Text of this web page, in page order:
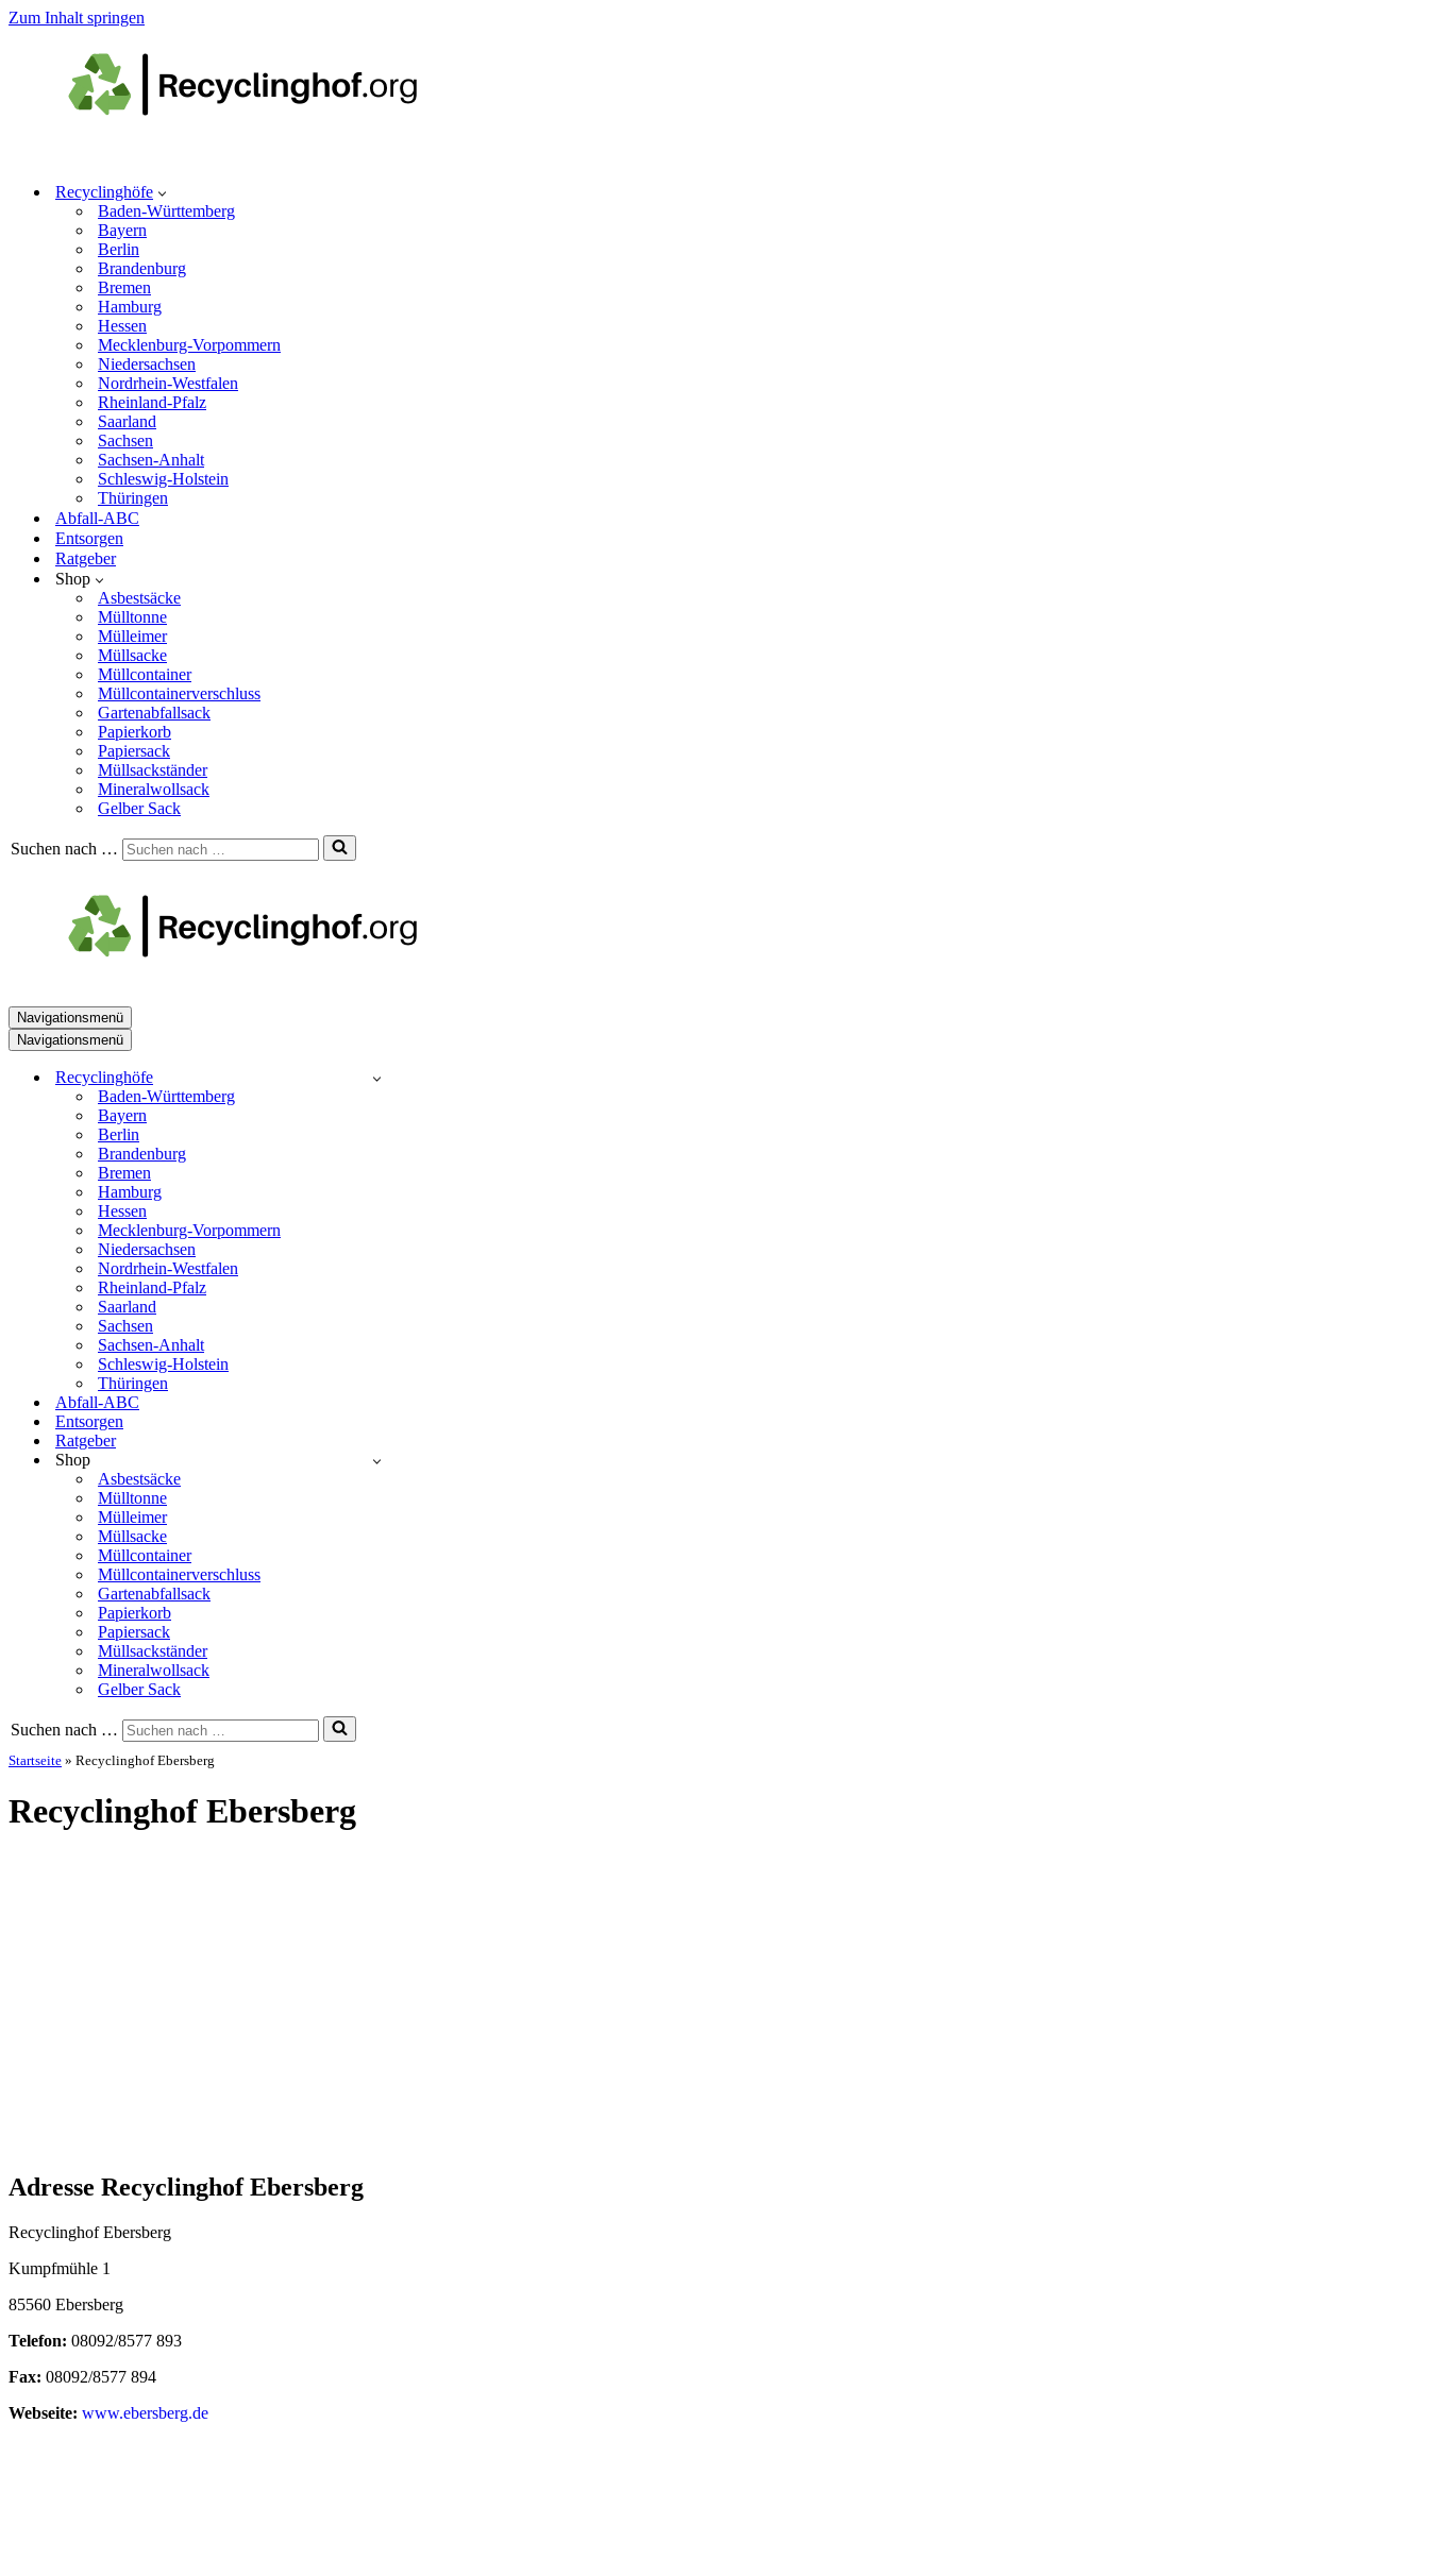
Zum Inhalt springen
Recyclinghöfe
Baden-Württemberg
Bayern
Berlin
Brandenburg
Bremen
Hamburg
Hessen
Mecklenburg-Vorpommern
Niedersachsen
Nordrhein-Westfalen
Rheinland-Pfalz
Saarland
Sachsen
Sachsen-Anhalt
Schleswig-Holstein
Thüringen
Abfall-ABC
Entsorgen
Ratgeber
Shop
Asbestsäcke
Mülltonne
Mülleimer
Müllsacke
Müllcontainer
Müllcontainerverschluss
Gartenabfallsack
Papierkorb
Papiersack
Müllsackständer
Mineralwollsack
Gelber Sack
Suchen nach …
Navigationsmenü
Navigationsmenü
Recyclinghöfe
Baden-Württemberg
Bayern
Berlin
Brandenburg
Bremen
Hamburg
Hessen
Mecklenburg-Vorpommern
Niedersachsen
Nordrhein-Westfalen
Rheinland-Pfalz
Saarland
Sachsen
Sachsen-Anhalt
Schleswig-Holstein
Thüringen
Abfall-ABC
Entsorgen
Ratgeber
Shop
Asbestsäcke
Mülltonne
Mülleimer
Müllsacke
Müllcontainer
Müllcontainerverschluss
Gartenabfallsack
Papierkorb
Papiersack
Müllsackständer
Mineralwollsack
Gelber Sack
Suchen nach …
Startseite » Recyclinghof Ebersberg
Recyclinghof Ebersberg
Adresse Recyclinghof Ebersberg
Recyclinghof Ebersberg
Kumpfmühle 1
85560 Ebersberg
Telefon: 08092/8577 893
Fax: 08092/8577 894
Webseite: www.ebersberg.de